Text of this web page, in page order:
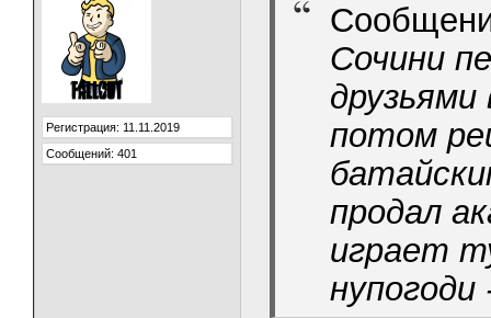
Регистрация: 11.11.2019
Сообщений: 401
Сочини
потом
продал
играет
нупогоди